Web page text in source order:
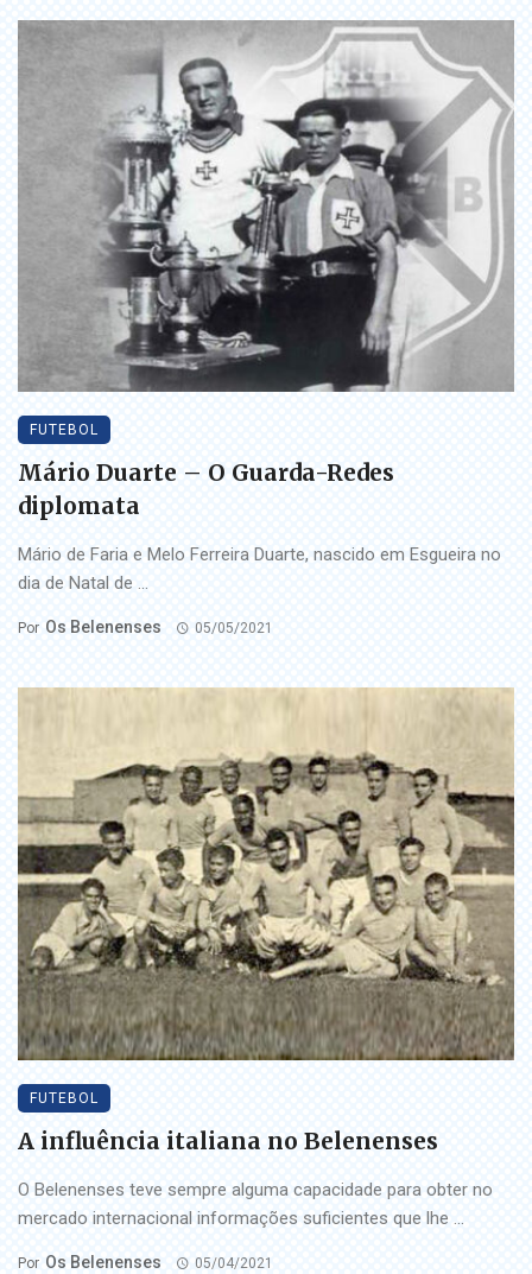
FUTEBOL
Mário Duarte – O Guarda-Redes
diplomata
Mário de Faria e Melo Ferreira Duarte, nascido em Esgueira no
dia de Natal de ...
Por Os Belenenses 05/05/2021
FUTEBOL
A influência italiana no Belenenses
O Belenenses teve sempre alguma capacidade para obter no
mercado internacional informações suficientes que lhe ...
Por Os Belenenses 05/04/2021